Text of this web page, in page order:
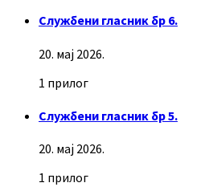
Службени гласник бр 6.
20. мај 2026.
1 прилог
Службени гласник бр 5.
20. мај 2026.
1 прилог